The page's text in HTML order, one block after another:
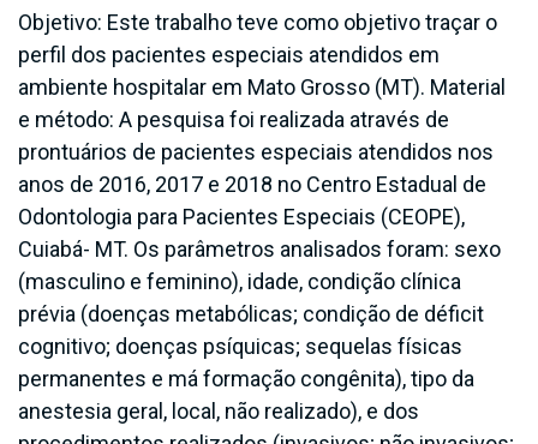
Objetivo: Este trabalho teve como objetivo traçar o
perfil dos pacientes especiais atendidos em
ambiente hospitalar em Mato Grosso (MT). Material
e método: A pesquisa foi realizada através de
prontuários de pacientes especiais atendidos nos
anos de 2016, 2017 e 2018 no Centro Estadual de
Odontologia para Pacientes Especiais (CEOPE),
Cuiabá- MT. Os parâmetros analisados foram: sexo
(masculino e feminino), idade, condição clínica
prévia (doenças metabólicas; condição de déficit
cognitivo; doenças psíquicas; sequelas físicas
permanentes e má formação congênita), tipo da
anestesia geral, local, não realizado), e dos